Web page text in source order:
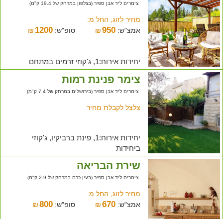
צימרים ליד אבן ספיר (בצלפון במרחק של 19.4 ק"מ)
מחיר לזוג, החל מ:
אמצ"ש:
₪950 סופ"ש: ₪ 1200
יחידות אירוח:1, ג'קוזי זרמים במתחם
צימר פנינת רמות
צימרים ליד אבן ספיר (בירושלים במרחק של 7.4 ק"מ)
צלצל לקבלת מחיר
יחידות אירוח:1, פינת ברביקיו, ג'קוזי
ביחידות
שירת הבריאה
צימרים ליד אבן ספיר (בעין כרם במרחק של 2.9 ק"מ)
מחיר לזוג, החל מ:
אמצ"ש:
₪670 סופ"ש: ₪ 800